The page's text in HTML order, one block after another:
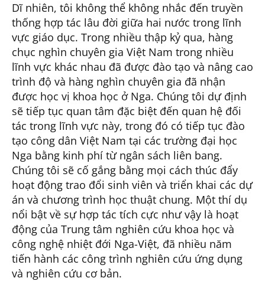
Dĩ nhiên, tôi không thể không nhắc đến truyền
thống hợp tác lâu đời giữa hai nước trong lĩnh
vực giáo dục. Trong nhiều thập kỷ qua, hàng
chục nghìn chuyên gia Việt Nam trong nhiều
lĩnh vực khác nhau đã được đào tạo và nâng cao
trình độ và hàng nghìn chuyên gia đã nhận
được học vị khoa học ở Nga. Chúng tôi dự định
sẽ tiếp tục quan tâm đặc biệt đến quan hệ đối
tác trong lĩnh vực này, trong đó có tiếp tục đào
tạo công dân Việt Nam tại các trường đại học
Nga bằng kinh phí từ ngân sách liên bang.
Chúng tôi sẽ cố gắng bằng mọi cách thúc đẩy
hoạt động trao đổi sinh viên và triển khai các dự
án và chương trình học thuật chung. Một thí dụ
nổi bật về sự hợp tác tích cực như vậy là hoạt
động của Trung tâm nghiên cứu khoa học và
công nghệ nhiệt đới Nga-Việt, đã nhiều năm
tiến hành các công trình nghiên cứu ứng dụng
và nghiên cứu cơ bản.